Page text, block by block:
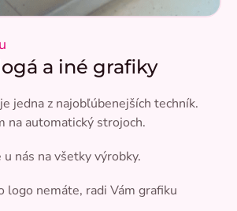
a iné grafiky
jedna z najobľúbenejších techník.
na automatický strojoch.
nás na všetky výrobky.
logo nemáte, radi Vám grafiku